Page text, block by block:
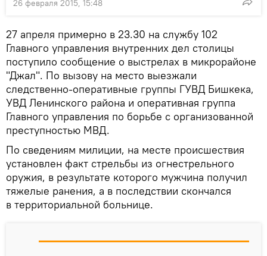
26 февраля 2015, 15:48
27 апреля примерно в 23.30 на службу 102
Главного управления внутренних дел столицы
поступило сообщение о выстрелах в микрорайоне
"Джал". По вызову на место выезжали
следственно-оперативные группы ГУВД Бишкека,
УВД Ленинского района и оперативная группа
Главного управления по борьбе с организованной
преступностью МВД.
По сведениям милиции, на месте происшествия
установлен факт стрельбы из огнестрельного
оружия, в результате которого мужчина получил
тяжелые ранения, а в последствии скончался
в территориальной больнице.